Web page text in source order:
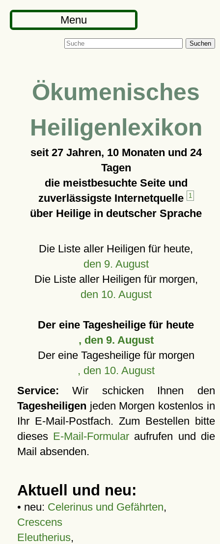
Menu
Suchen
Ökumenisches
Heiligenlexikon
seit 27 Jahren, 10 Monaten und 24
Tagen
die meistbesuchte Seite und
zuverlässigste Internetquelle
1
über Heilige in deutscher Sprache
Die Liste aller Heiligen für heute,
den 9. August
Die Liste aller Heiligen für morgen,
den 10. August
Der eine Tagesheilige für heute
, den 9. August
Der eine Tagesheilige für morgen
, den 10. August
Service: Wir schicken Ihnen den
Tagesheiligen jeden Morgen kostenlos in
Ihr E-Mail-Postfach. Zum Bestellen bitte
dieses E-Mail-Formular aufrufen und die
Mail absenden.
Aktuell und neu:
• neu: Celerinus und Gefährten,
Crescens
Eleutherius,